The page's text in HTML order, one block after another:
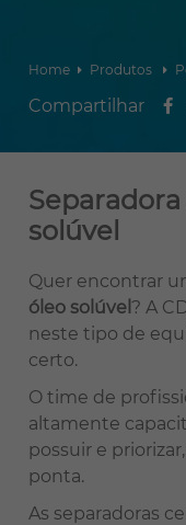
Home Produtos
solúvel
Quer encontrar
óleo solúvel ? A
neste tipo de
certo.
O time de
altamente
possuir e
ponta.
As separadoras